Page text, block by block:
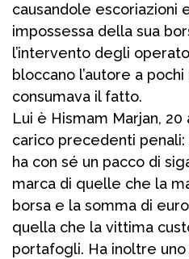
causandole escoriazioni
impossessa della sua
l’intervento degli
bloccano l’autore a
consumava il fatto.
Lui è Hismam Marjan, 20
carico precedenti
ha con sé un pacco di
marca di quelle che la
borsa e la somma di
quella che la vittima
portafogli. Ha inoltre uno